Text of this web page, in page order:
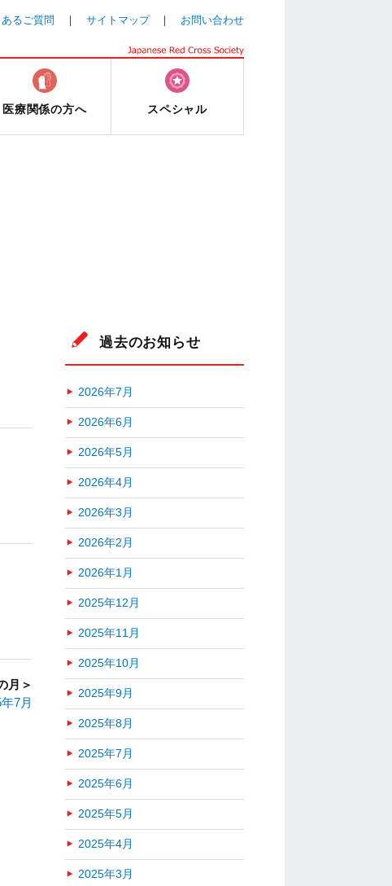
あるご質問 サイトマップ お問い合わせ
医療関係の方へ スペシャル
月＞
7月
過去のお知らせ
2026年7月
2026年6月
2026年5月
2026年4月
2026年3月
2026年2月
2026年1月
2025年12月
2025年11月
2025年10月
2025年9月
2025年8月
2025年7月
2025年6月
2025年5月
2025年4月
2025年3月